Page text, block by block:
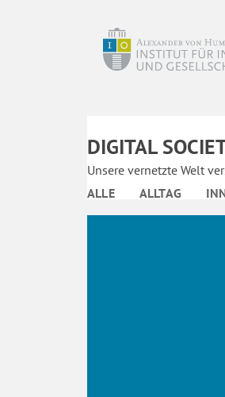
DIGITAL
Unsere vernetzte Welt
ALLE
ALLTAG